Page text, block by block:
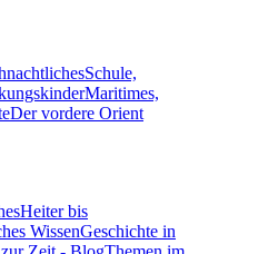
Schule,
Maritimes,
Der vordere Orient
Heiter bis
WissenGeschichte in